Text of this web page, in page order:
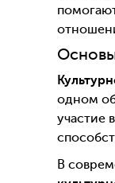
одном
участие
В